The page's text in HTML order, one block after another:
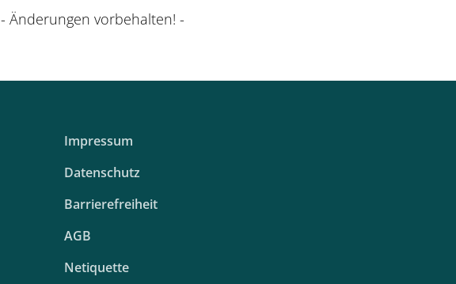
- Änderungen vorbehalten! -
Impressum
Datenschutz
Barrierefreiheit
AGB
Netiquette